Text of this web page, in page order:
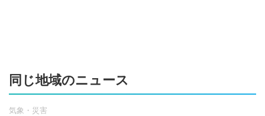
同じ地域のニュース
気象・災害